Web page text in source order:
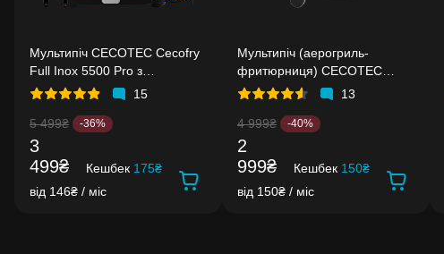
Мультипіч CECOTEC Cecofry
Full Inox 5500 Pro з
аксесуарами
15
5 499₴ -36%
3
499₴
Кешбек 175₴
від 146₴ / міс
Мультипіч (аерогриль-
фритюрниця) CECOTEC
Cecofry Fantastik 5500
13
4 999₴ -40%
2
999₴
Кешбек 150₴
від 150₴ / міс